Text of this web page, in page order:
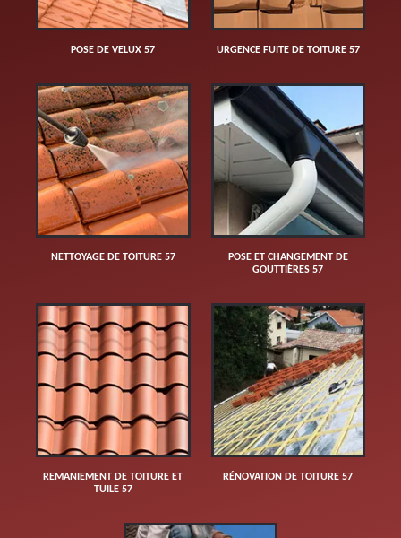
POSE DE VELUX 57 URGENCE FUITE DE TOITURE 57
NETTOYAGE DE TOITURE 57
POSE ET CHANGEMENT DE
GOUTTIÈRES 57
REMANIEMENT DE TOITURE ET
TUILE 57
RÉNOVATION DE TOITURE 57